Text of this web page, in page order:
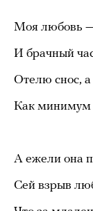
Моя любовь —
И брачный
Отелю снос,
Как минимум
А ежели она
Сей взрыв